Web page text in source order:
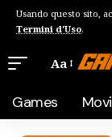
Usando questo sito,
Termini d'Uso.
Aa
Games